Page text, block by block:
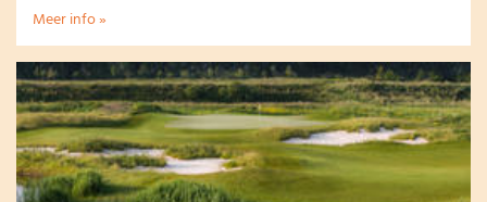
Meer info »